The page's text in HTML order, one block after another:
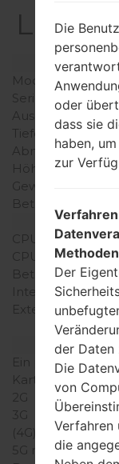
Modell
Serie
Ausgabe
Tiefe
Abmessungen
Höhe)
Gewicht
Betriebssystem
CPU
CPU-Kerne
Interner Speicher
Externer
Ein paar Plätze
Karten
2G
3G
(4G) LTE
5G network
Die
oder
dass sie
haben,
zur
Der
der Daten
Die
von
Verfahren
die